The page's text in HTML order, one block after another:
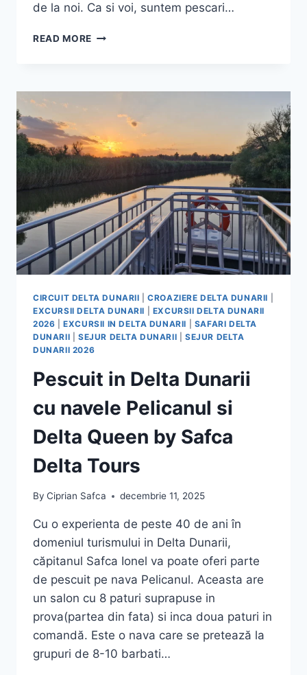
de la noi. Ca si voi, suntem pescari…
READ MORE PESCUIT
–
CAPITANII
SAFCA
DELTA
TOURS
PENTRU
O
EXPERIENTA
CU
TOTUL
SPECIALA!
CIRCUIT DELTA DUNARII |CROAZIERE DELTA DUNARII
EXCURSII DELTA DUNARII
EXCURSII DELTA DUNARII
2026 |EXCURSII IN DELTA DUNARII
SAFARI DELTA
DUNARII
SEJUR DELTA DUNARII |SEJUR DELTA
DUNARII 2026
Pescuit in Delta Dunarii
cu navele Pelicanul si
Delta Queen by Safca
Delta Tours
By Ciprian Safca decembrie 11, 2025
Cu o experienta de peste 40 de ani în
domeniul turismului in Delta Dunarii,
căpitanul Safca Ionel va poate oferi parte
de pescuit pe nava Pelicanul. Aceasta are
un salon cu 8 paturi suprapuse in
prova(partea din fata) si inca doua paturi in
comandă. Este o nava care se pretează la
grupuri de 8-10 barbati…